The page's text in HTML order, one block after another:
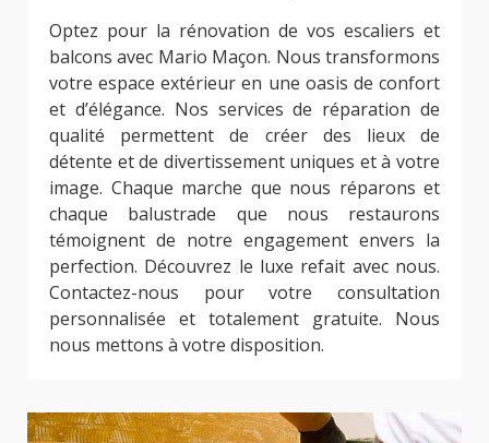
Optez pour la rénovation de vos escaliers et
balcons avec Mario Maçon. Nous transformons
votre espace extérieur en une oasis de confort
et d’élégance. Nos services de réparation de
qualité permettent de créer des lieux de
détente et de divertissement uniques et à votre
image. Chaque marche que nous réparons et
chaque balustrade que nous restaurons
témoignent de notre engagement envers la
perfection. Découvrez le luxe refait avec nous.
Contactez-nous pour votre consultation
personnalisée et totalement gratuite. Nous
nous mettons à votre disposition.